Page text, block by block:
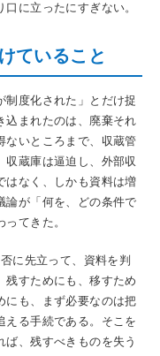
に立ったにすぎない。
ていること
制度化された」とだけ捉
込まれたのは、廃棄それ
ないところまで、収蔵管
収蔵庫は逼迫し、外部収
はなく、しかも資料は増
論が「何を、どの条件で
てきた。
に先立って、資料を判
残すためにも、移すため
にも、まず必要なのは把
える手続である。そこを
、残すべきものを失う